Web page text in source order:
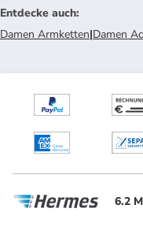
Entdecke auch:
Damen Armketten|Damen
6.2